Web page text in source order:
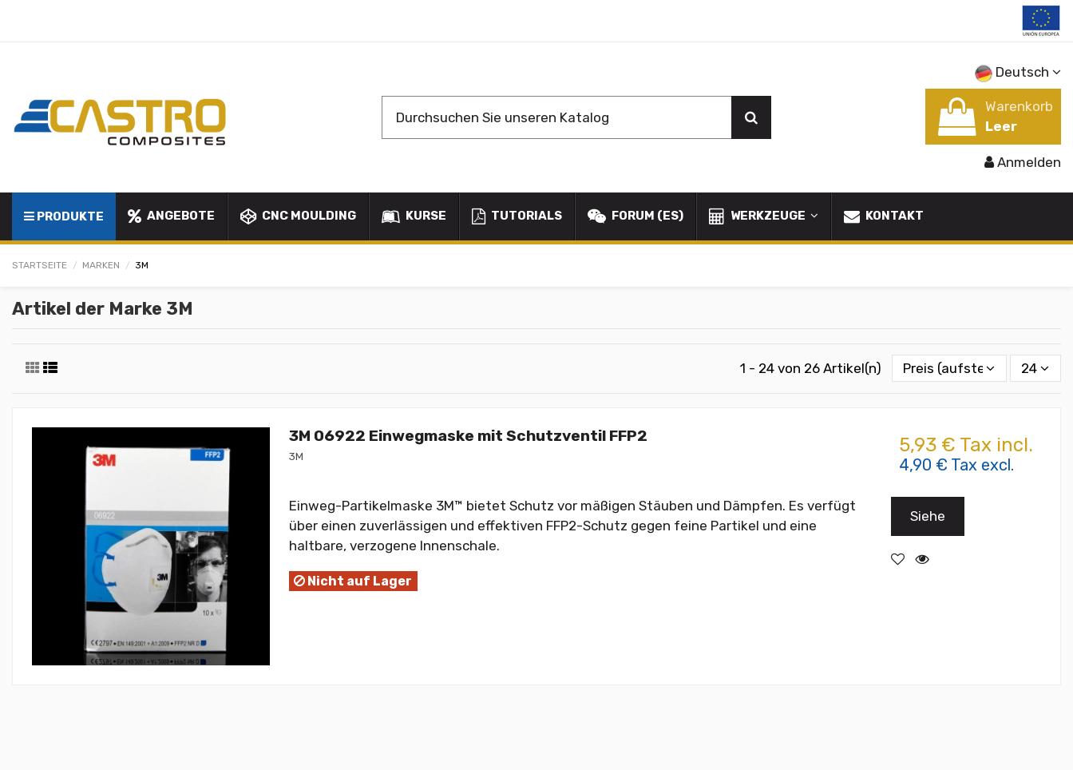
Deutsch
Warenkorb
Leer
Anmelden
PRODUKTE ANGEBOTE CNC MOULDING KURSE TUTORIALS FORUM (ES) WERKZEUGE KONTAKT
STARTSEITE MARKEN 3M
Artikel der Marke 3M
1 - 24 von 26 Artikel(n) Preis (aufsteigend)24
3M 06922 Einwegmaske mit Schutzventil FFP2
3M
Einweg-Partikelmaske 3M™ bietet Schutz vor mäßigen Stäuben und Dämpfen. Es verfügt
über einen zuverlässigen und effektiven FFP2-Schutz gegen feine Partikel und eine
haltbare, verzogene Innenschale.
Nicht auf Lager
5,93 € Tax incl.
4,90 € Tax excl.
Siehe